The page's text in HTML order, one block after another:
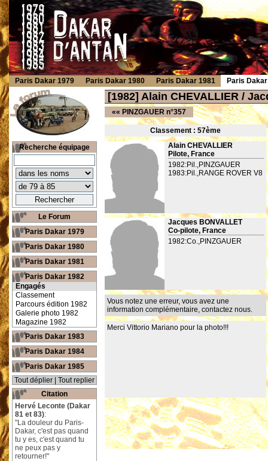
[1982] Alain CHEVALLIER /
«« PINZGAUER n°357
Classement : 57ème
Alain CHEVALLIER
Pilote, France
1982:Pil.,PINZGAUER
1983:Pil.,RANGE ROVER V8
Jacques BONVALLET
Co-pilote, France
1982:Co.,PINZGAUER
Vous notez une erreur, vous avez une
information complémentaire, contactez nous.
Merci Vittorio Mariano pour la photo!!!
Recherche équipage
Le Forum
Paris Dakar 1979
Paris Dakar 1980
Paris Dakar 1981
Paris Dakar 1982
Engagés
Classement
Parcours édition 1982
Galerie photo 1982
Magazine 1982
Paris Dakar 1983
Paris Dakar 1984
Paris Dakar 1985
Tout déplier
Tout replier
Citation
Hervé Leconte (Dakar
81 et 83):
"La douleur du Paris-
Dakar, c'est pas quand
tu y es, c'est quand tu
ne peux pas y
retourner!"
Paris Dakar 1979 Paris Dakar 1980 Paris Dakar 1981 Paris